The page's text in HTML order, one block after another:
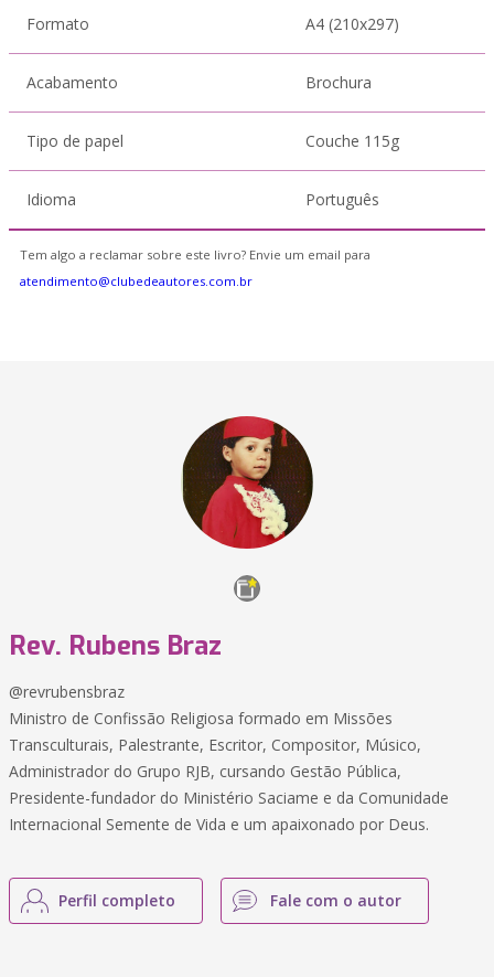
Formato A4 (210x297)
Acabamento Brochura
Tipo de papel Couche 115g
Idioma Português
Tem algo a reclamar sobre este livro? Envie um email para
atendimento@clubedeautores.com.br
Rev. Rubens Braz
@revrubensbraz
Ministro de Confissão Religiosa formado em Missões
Transculturais, Palestrante, Escritor, Compositor, Músico,
Administrador do Grupo RJB, cursando Gestão Pública,
Presidente-fundador do Ministério Saciame e da Comunidade
Internacional Semente de Vida e um apaixonado por Deus.
Perfil completo Fale com o autor